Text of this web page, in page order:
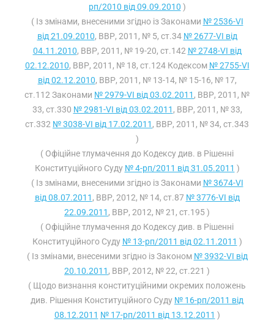
рп/2010 від 09.09.2010 )
( Із змінами, внесеними згідно із Законами № 2536-VI
від 21.09.2010, ВВР, 2011, № 5, ст.34 № 2677-VI від
04.11.2010, ВВР, 2011, № 19-20, ст.142 № 2748-VI від
02.12.2010, ВВР, 2011, № 18, ст.124 Кодексом № 2755-VI
від 02.12.2010, ВВР, 2011, № 13-14, № 15-16, № 17,
ст.112 Законами № 2979-VI від 03.02.2011 , ВВР, 2011, №
33, ст.330 № 2981-VI від 03.02.2011 , ВВР, 2011, № 33,
ст.332 № 3038-VI від 17.02.2011 , ВВР, 2011, № 34, ст.343
)
( Офіційне тлумачення до Кодексу див. в Рішенні
Конституційного Суду № 4-рп/2011 від 31.05.2011 )
( Із змінами, внесеними згідно із Законами № 3674-VI
від 08.07.2011 , ВВР, 2012, № 14, ст.87 № 3776-VI від
22.09.2011 , ВВР, 2012, № 21, ст.195 )
( Офіційне тлумачення до Кодексу див. в Рішенні
Конституційного Суду № 13-рп/2011 від 02.11.2011 )
( Із змінами, внесеними згідно із Законом № 3932-VI від
20.10.2011 , ВВР, 2012, № 22, ст.221 )
( Щодо визнання конституційними окремих положень
див. Рішення Конституційного Суду № 16-рп/2011 від
08.12.2011 № 17-рп/2011 від 13.12.2011 )